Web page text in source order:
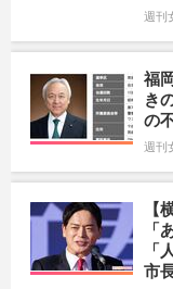
週刊
福
き
の
週刊
【
「
「
市